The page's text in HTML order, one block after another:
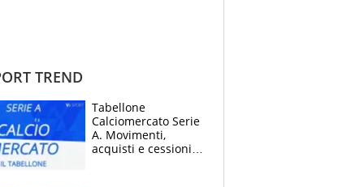
TREND
Tabellone
Calciomercato Serie
A. Movimenti,
acquisti e cessioni: